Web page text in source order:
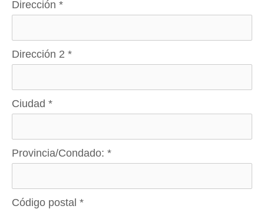
Dirección *
Dirección 2 *
Ciudad *
Provincia/Condado: *
Código postal *